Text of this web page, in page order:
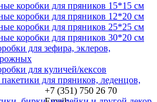
коробки для пряников 15*15 см
коробки для пряников 12*20 см
коробки для пряников 25*25 см
коробки для пряников 30*20 см
для зефира, эклеров,
для куличей/кексов
для пряников, леденцов,
+7 (351) 750 26 70